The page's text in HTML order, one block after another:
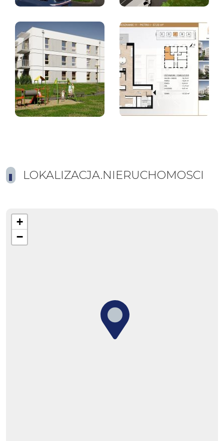
LOKALIZACJA.NIERUCHOMOSCI
+
−